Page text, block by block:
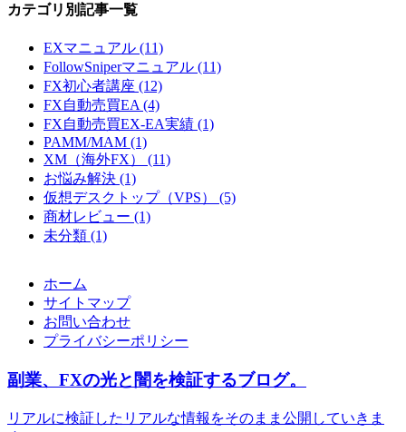
カテゴリ別記事一覧
EXマニュアル (11)
FollowSniperマニュアル (11)
FX初心者講座 (12)
FX自動売買EA (4)
FX自動売買EX-EA実績 (1)
PAMM/MAM (1)
XM（海外FX） (11)
お悩み解決 (1)
仮想デスクトップ（VPS） (5)
商材レビュー (1)
未分類 (1)
ホーム
サイトマップ
お問い合わせ
プライバシーポリシー
副業、FXの光と闇を検証するブログ。
リアルに検証したリアルな情報をそのまま公開していきま